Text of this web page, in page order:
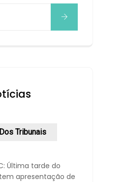
Dos Tribunais
Última tarde do
apresentação de